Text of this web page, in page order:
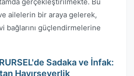
ailelerin bir araya gelerek,
bağlarını güçlendirmelerine
Sadaka ve İnfak:
Hayırseverlik